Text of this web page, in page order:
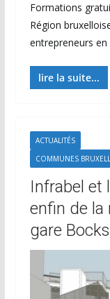
Formations
Région
entrepreneurs en
lire la suite...
ACTUALITÉS
COMMUNES
Infrabel et
enfin de la
gare